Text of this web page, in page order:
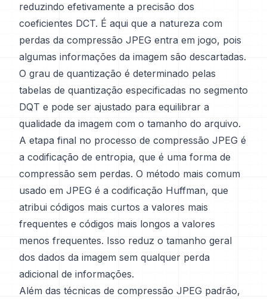
reduzindo efetivamente a precisão dos
coeficientes DCT. É aqui que a natureza com
perdas da compressão JPEG entra em jogo, pois
algumas informações da imagem são descartadas.
O grau de quantização é determinado pelas
tabelas de quantização especificadas no segmento
DQT e pode ser ajustado para equilibrar a
qualidade da imagem com o tamanho do arquivo.
A etapa final no processo de compressão JPEG é
a codificação de entropia, que é uma forma de
compressão sem perdas. O método mais comum
usado em JPEG é a codificação Huffman, que
atribui códigos mais curtos a valores mais
frequentes e códigos mais longos a valores
menos frequentes. Isso reduz o tamanho geral
dos dados da imagem sem qualquer perda
adicional de informações.
Além das técnicas de compressão JPEG padrão,